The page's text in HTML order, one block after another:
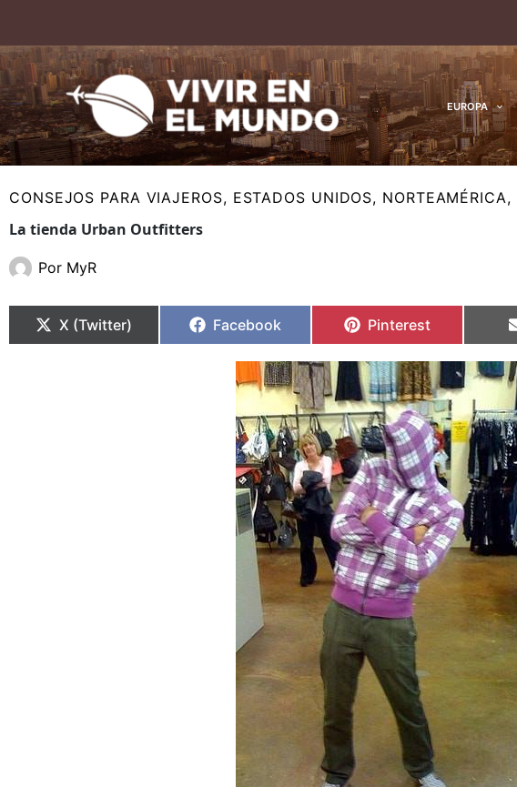
contenido
EUROPA
CONSEJOS PARA VIAJEROS, ESTADOS UNIDOS, NORTEAMÉRICA,
La tienda Urban Outfitters
Por MyR
en
X (Twitter)
en
Facebook
en
Pinterest
en
en
en